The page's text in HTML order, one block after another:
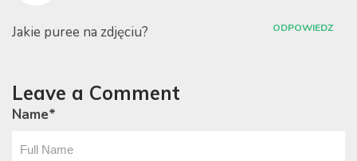
Jakie puree na zdjęciu? ODPOWIEDZ
Leave a Comment
Name*